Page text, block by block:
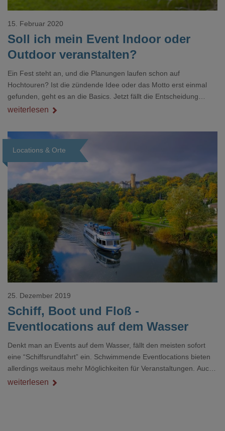
Soll ich mein Event Indoor oder
Outdoor veranstalten?
15. Februar 2020
Ein Fest steht an, und die Planungen laufen schon auf
Hochtouren? Ist die zündende Idee oder das Motto erst einmal
gefunden, geht es an die Basics. Jetzt fällt die Entscheidung
zwischen Indoor oder Outdoor-Location. Sind Gäste, Catering
Räumlichkeit mit Ambiente? Eine hochkarätige Gala anlässlich
eines Geburtstages oder eines Firmenjubiläums bekommt im
exklusiven Interieur einer Event-Location eine besondere Note.
weiterlesen
Locations & Orte
Loading...
Schiff, Boot und Floß -
Eventlocations auf dem Wasser
25. Dezember 2019
Denkt man an Events auf dem Wasser, fällt den meisten sofort
eine “Schiffsrundfahrt” ein. Schwimmende Eventlocations bieten
allerdings weitaus mehr Möglichkeiten für Veranstaltungen. Auch
haben sich viele Vermieter von Schiffen und Booten auf die
weiterlesen